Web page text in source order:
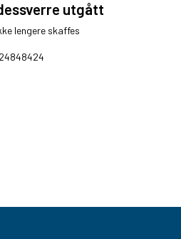
utgått
lengere skaffes
24848424